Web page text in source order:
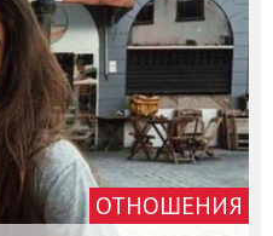
ОТНОШЕНИЯ